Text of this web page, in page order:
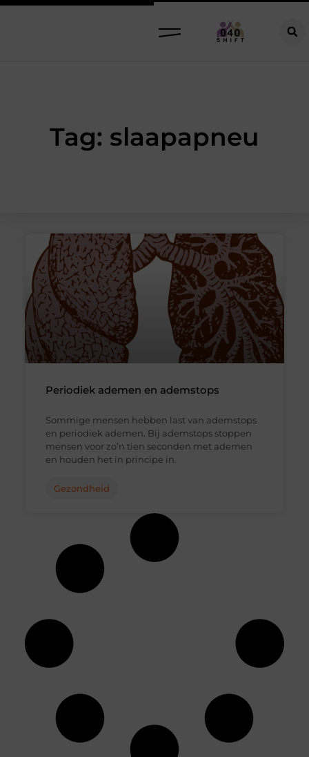
Tag: slaapapneu
Periodiek ademen en ademstops
Sommige mensen hebben last van ademstops
en periodiek ademen. Bij ademstops stoppen
mensen voor zo’n tien seconden met ademen
en houden het in principe in.
Gezondheid